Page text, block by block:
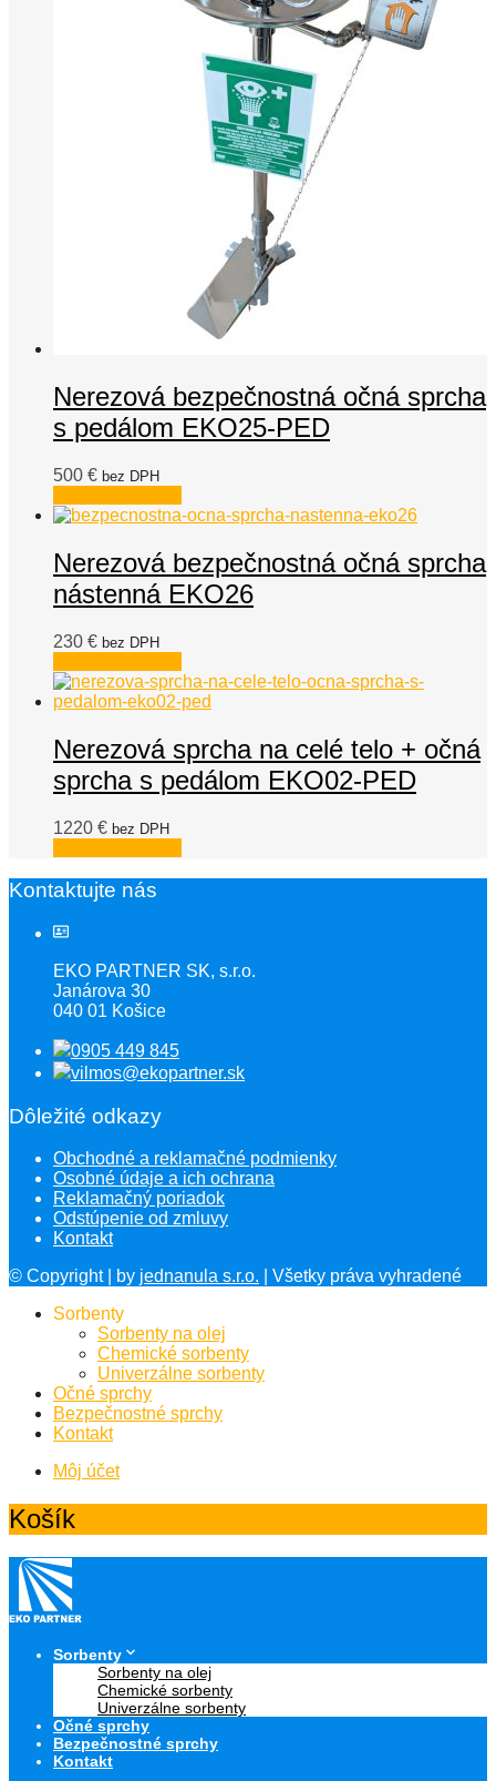
Nerezová bezpečnostná očná sprcha
s pedálom EKO25-PED
500 € bez DPH
Nerezová bezpečnostná očná sprcha
nástenná EKO26
230 € bez DPH
Nerezová sprcha na celé telo + očná
sprcha s pedálom EKO02-PED
1220 € bez DPH
Kontaktujte nás
EKO PARTNER SK, s.r.o.
Janárova 30
040 01 Košice
0905 449 845
vilmos@ekopartner.sk
Dôležité odkazy
Obchodné a reklamačné podmienky
Osobné údaje a ich ochrana
Reklamačný poriadok
Odstúpenie od zmluvy
Kontakt
© Copyright
| by jednanula s.r.o. | Všetky práva vyhradené
Sorbenty
Sorbenty na olej
Chemické sorbenty
Univerzálne sorbenty
Očné sprchy
Bezpečnostné sprchy
Kontakt
Môj účet
Košík
Sorbenty
Sorbenty na olej
Chemické sorbenty
Univerzálne sorbenty
Očné sprchy
Bezpečnostné sprchy
Kontakt